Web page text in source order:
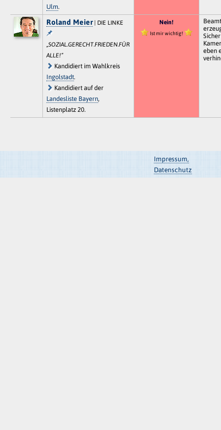
Ulm.
Roland Meier| DIE LINKE
„SOZIAL.GERECHT.FRIEDEN.FÜR
ALLE!“
Kandidiert im Wahlkreis
Ingolstadt.
Kandidiert auf der
Landesliste Bayern,
Listenplatz 20.
Nein!
Ist mir wichtig!
eben
Impressum,
Datenschutz